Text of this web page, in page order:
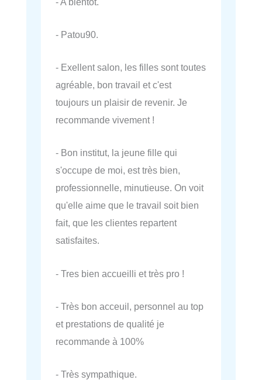
- Patou90.
- Exellent salon, les filles sont toutes
agréable, bon travail et c'est
toujours un plaisir de revenir. Je
recommande vivement !
- Bon institut, la jeune fille qui
s'occupe de moi, est très bien,
professionnelle, minutieuse. On voit
qu'elle aime que le travail soit bien
fait, que les clientes repartent
satisfaites.
- Tres bien accueilli et très pro !
- Très bon acceuil, personnel au top
et prestations de qualité je
recommande à 100%
- Très sympathique.